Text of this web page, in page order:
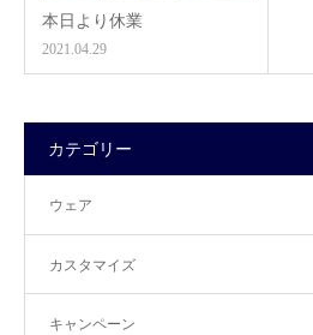
本日より休業
2021.04.29
カテゴリー
ウェア
カスタマイズ
キャンペーン